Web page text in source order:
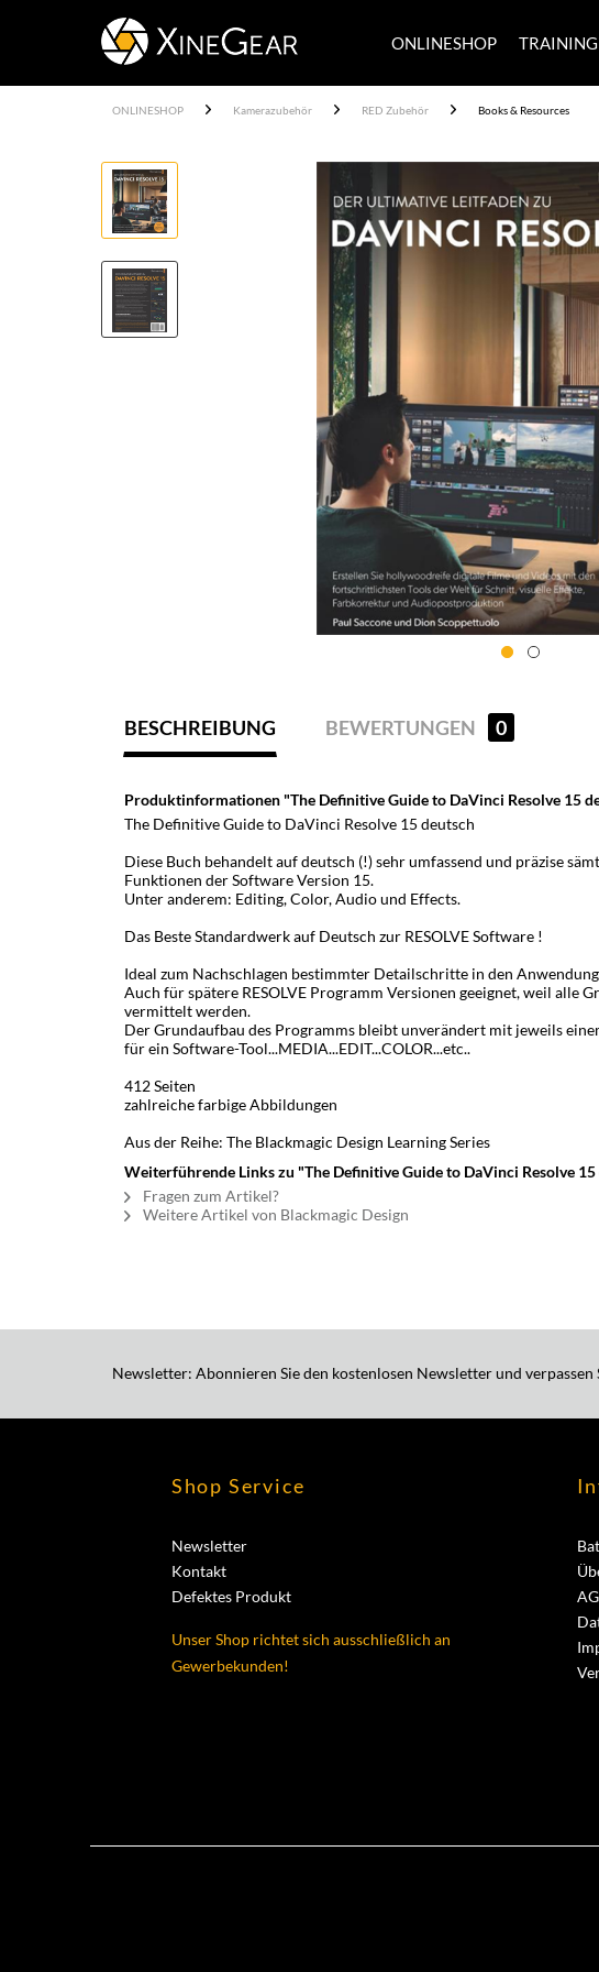
ONLINESHOP TRAINING
ONLINESHOP Kamerazubehör RED Zubehör Books & Resources
BESCHREIBUNG BEWERTUNGEN 0
Produktinformationen "The Definitive Guide to DaVinci Resolve 15
The Definitive Guide to DaVinci Resolve 15 deutsch
Diese Buch behandelt auf deutsch (!) sehr umfassend und präzise
Funktionen der Software Version 15.
Unter anderem: Editing, Color, Audio und Effects.
Das Beste Standardwerk auf Deutsch zur RESOLVE Software !
Ideal zum Nachschlagen bestimmter Detailschritte in den
Auch für spätere RESOLVE Programm Versionen geeignet, weil alle
vermittelt werden.
Der Grundaufbau des Programms bleibt unverändert mit jeweils
für ein Software-Tool...MEDIA...EDIT...COLOR...etc..
412 Seiten
zahlreiche farbige Abbildungen
Aus der Reihe: The Blackmagic Design Learning Series
Weiterführende Links zu "The Definitive Guide to DaVinci Resolve 15
Fragen zum Artikel?
Weitere Artikel von Blackmagic Design
Newsletter: Abonnieren Sie den kostenlosen Newsletter und
Shop Service
Newsletter
Kontakt
Defektes Produkt
Unser Shop richtet sich ausschließlich an
Gewerbekunden!